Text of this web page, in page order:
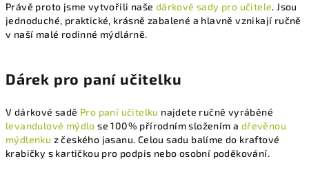
Právě proto jsme vytvořili naše dárkové sady pro učitele. Jsou
jednoduché, praktické, krásně zabalené a hlavně vznikají ručně
v naší malé rodinné mýdlárně.
Dárek pro paní učitelku
V dárkové sadě Pro paní učitelku najdete ručně vyráběné
levandulové mýdlo se 100% přírodním složením a dřevěnou
mýdlenku z českého jasanu. Celou sadu balíme do kraftové
krabičky s kartičkou pro podpis nebo osobní poděkování.